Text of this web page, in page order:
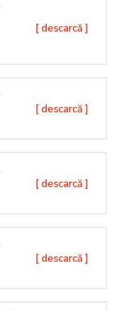
[ descarcă ]
[ descarcă ]
[ descarcă ]
[ descarcă ]